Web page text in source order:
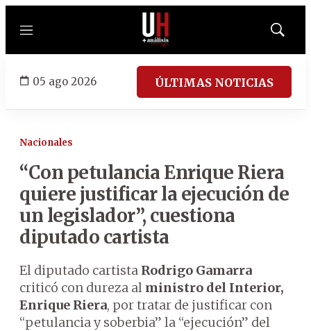
Menú
Mostrar
05 ago 2026 ÚLTIMAS NOTICIAS
Nacionales
“Con petulancia Enrique Riera
quiere justificar la ejecución de
un legislador”, cuestiona
diputado cartista
El diputado cartista Rodrigo Gamarra
criticó con dureza al ministro del Interior,
Enrique Riera, por tratar de justificar con
“petulancia y soberbia” la “ejecución” del